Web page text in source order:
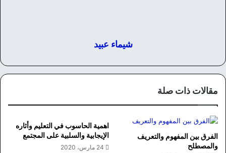
شيماء عبيد
مقالات ذات صلة
الفرق بين المفهوم والتعريف
والمصطلح
اهمية الحاسوب في التعليم وأثاره
الإيجابية والسلبية على المجتمع
24 مارس، 2020